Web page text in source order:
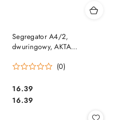
Segregator A4/2,
dwuringowy, AKTA
030/02
(0)
Cena:
16.39
Cena:
16.39